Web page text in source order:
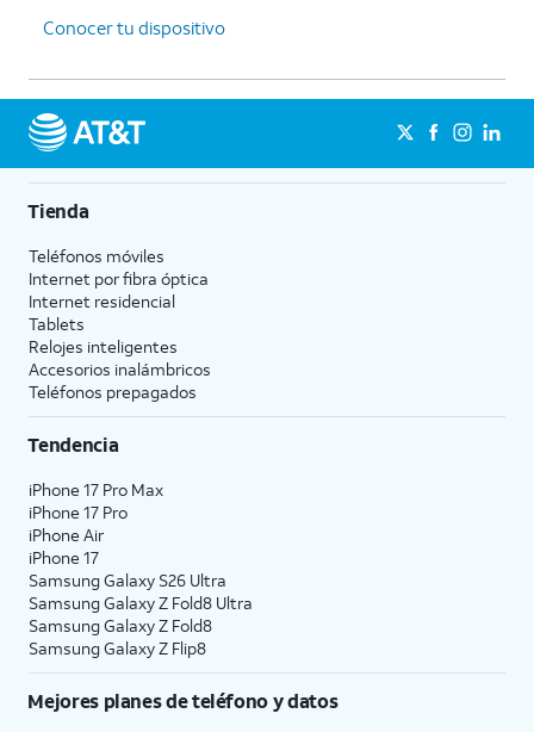
Conocer tu dispositivo
Tienda
Teléfonos móviles
Internet por fibra óptica
Internet residencial
Tablets
Relojes inteligentes
Accesorios inalámbricos
Teléfonos prepagados
Tendencia
iPhone 17 Pro Max
iPhone 17 Pro
iPhone Air
iPhone 17
Samsung Galaxy S26 Ultra
Samsung Galaxy Z Fold8 Ultra
Samsung Galaxy Z Fold8
Samsung Galaxy Z Flip8
Mejores planes de teléfono y datos